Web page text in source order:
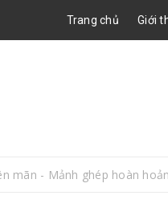
Trang chủ Giới
mãn - Mảnh ghép hoàn